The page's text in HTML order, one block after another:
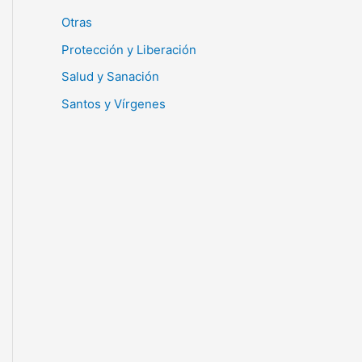
Otras
Protección y Liberación
Salud y Sanación
Santos y Vírgenes